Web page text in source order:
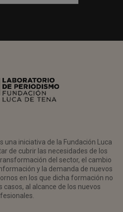
una iniciativa de la Fundación Luca
de cubrir las necesidades de los
del sector, el cambio
y la demanda de nuevos
en los que dicha formación no
casos, al alcance de los nuevos